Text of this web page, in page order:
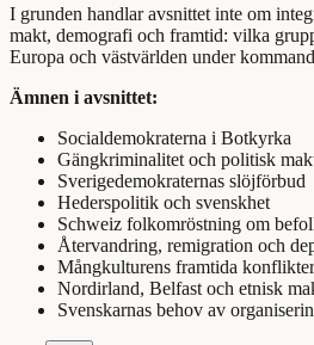
I grunden handlar avsnittet inte om
makt, demografi och framtid: vilka
Europa och västvärlden under
Ämnen i avsnittet:
Socialdemokraterna i Botkyrka
Gängkriminalitet och politisk
Sverigedemokraternas slöjförbud
Hederspolitik och svenskhet
Schweiz folkomröstning om
Återvandring, remigration och
Mångkulturens framtida
Nordirland, Belfast och etnisk
Svenskarnas behov av